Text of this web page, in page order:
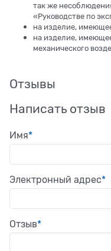
так же
«Руководстве по
на изделие,
на изделие,
механического
Отзывы
Написать отзыв
Имя
Электронный адрес
Отзыв